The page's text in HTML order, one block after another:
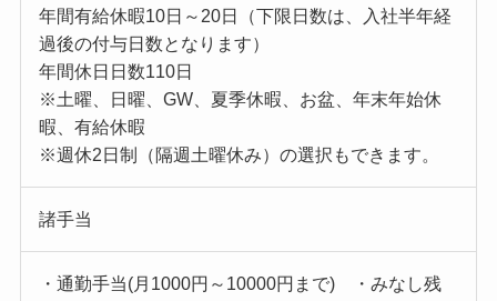
年間有給休暇10日～20日（下限日数は、入社半年経
過後の付与日数となります）
年間休日日数110日
※土曜、日曜、GW、夏季休暇、お盆、年末年始休
暇、有給休暇
※週休2日制（隔週土曜休み）の選択もできます。
諸手当
・通勤手当(月1000円～10000円まで) ・みなし残